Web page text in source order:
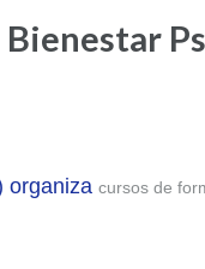
organiza cursos de